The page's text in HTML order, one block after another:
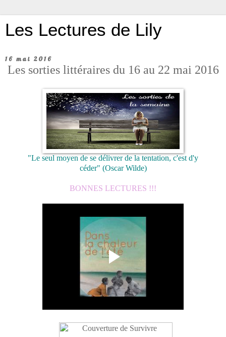
Les Lectures de Lily
16 mai 2016
Les sorties littéraires du 16 au 22 mai 2016
"Le seul moyen de se délivrer de la tentation, c'est d'y
céder" (Oscar Wilde)
BONNES LECTURES !!!